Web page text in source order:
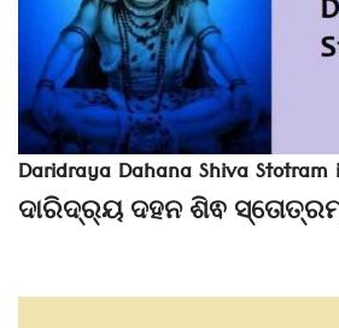
Daridraya Dahana Shiva
ଦାରିଦ୍ର୍ୟ ଦହନ ଶିଵ